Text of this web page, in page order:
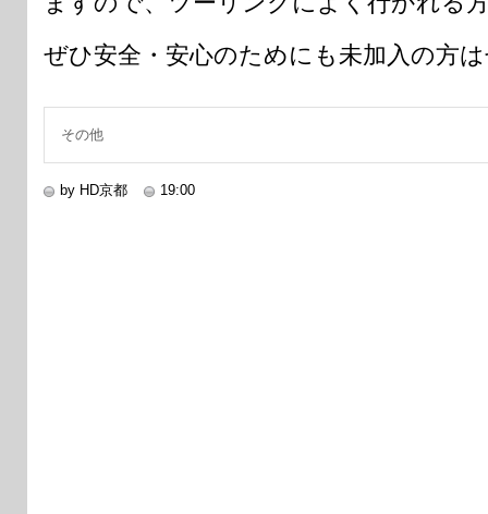
ぜひ安全・安心のためにも未加入の方
その他
by HD京都 19:00